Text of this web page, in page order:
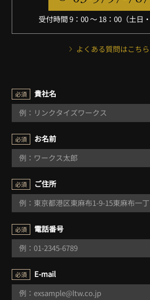
受付時間 9：00 〜 18：00（土日
よくある質問はこちら
必須 貴社名
必須 お名前
必須 ご住所
必須 電話番号
必須 E-mail